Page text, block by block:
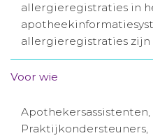
Aanmelden
allergieregistraties in
allergieregistraties
Voor wie
Praktijkondersteuners,